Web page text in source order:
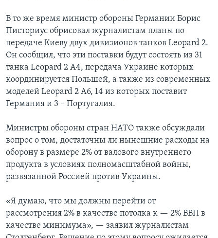
В то же время министр обороны Германии Борис
Писториус обрисовал журналистам планы по
передаче Киеву двух дивизионов танков Leopard 2.
Он сообщил, что эти поставки будут состоять из 31
танка Leopard 2 A4, передача Украине которых
координируется Польшей, а также из современных
моделей Leopard 2 A6, 14 из которых поставит
Германия и 3 – Португалия.
Министры обороны стран НАТО также обсуждали
вопрос о том, достаточны ли нынешние расходы на
оборону в размере 2% от валового внутреннего
продукта в условиях полномасштабной войны,
развязанной Россией против Украины.
«Я думаю, что мы должны перейти от
рассмотрения 2% в качестве потолка к — 2% ВВП в
качестве минимума», — заявил журналистам